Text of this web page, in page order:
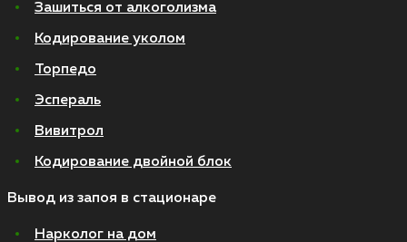
Зашиться от алкоголизма
Кодирование уколом
Торпедо
Эспераль
Вивитрол
Кодирование двойной блок
Вывод из запоя в стационаре
Нарколог на дом